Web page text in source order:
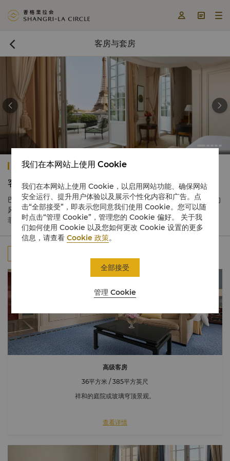
  
 客房与套房
 
巴黎香格里拉
客房与套房
巴黎香格里拉共有100间客房及套房，每间设计都兼具法国与亚洲的
风格，选用安定身心的洛可可色调，徜徉在自然光线之中。俯瞰埃
菲尔铁塔或耶拿大街的靓丽风光，适合大型家庭或团体入住。
高级客房
36平方米 / 385平方英尺
祥和的庭院或玻璃穹顶景观。
查看详情
我们在本网站上使用 Cookie
我们在本网站上使用 Cookie，以启用网站功能、确保网站
安全运行、提升用户体验以及展示个性化内容和广告。点
击“全部接受”，即表示您同意我们使用 Cookie。您可以随
时点击“管理 Cookie”，管理您的 Cookie 偏好。 关于我
们如何使用 Cookie 以及您如何更改 Cookie 设置的更多
信息，请查看Cookie 政策。
管理 Cookie
全部接受